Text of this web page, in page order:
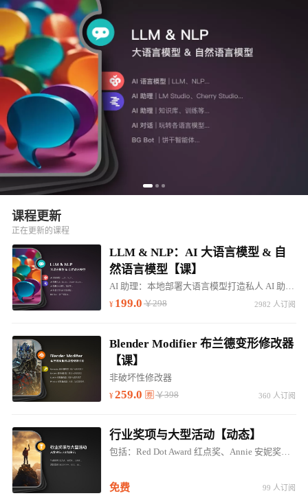
课程更新
正在更新的课程
LLM & NLP：AI 大语言模型 & 自
然语言模型【课】
AI 助理：本地部署大语言模型打造私人 AI 助理。帮助：高效学习、行业咨询、知识问答...
199.0 ￥298 2982 人订阅
Blender Modifier 布兰德变形修改器
【课】
非破坏性修改器
259.0 ￥398 360 人订阅
行业奖项与大型活动【动态】
包括：Red Dot Award 红点奖、Annie 安妮奖、EMMYS 艾美奖、IDEA奖；SIGGRAPH、GOC、E3...
免费 99 人订阅